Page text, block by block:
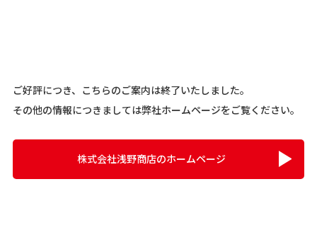
ご好評につき、こちらのご案内は終了いたしました。
その他の情報につきましては弊社ホームページをご覧ください。
株式会社浅野商店のホームページ